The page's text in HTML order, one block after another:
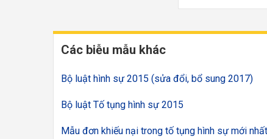
Các biễu mẫu khác
Bộ luật hình sự 2015 (sửa đổi, bổ sung 2017)
Bộ luật Tố tụng hình sự 2015
Mẫu đơn khiếu nại trong tố tụng hình sự mới nhất